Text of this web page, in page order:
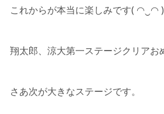
これからが本当に楽しみです( ◠‿◠ )
翔太郎、涼大第一ステージクリアお
さあ次が大きなステージです。